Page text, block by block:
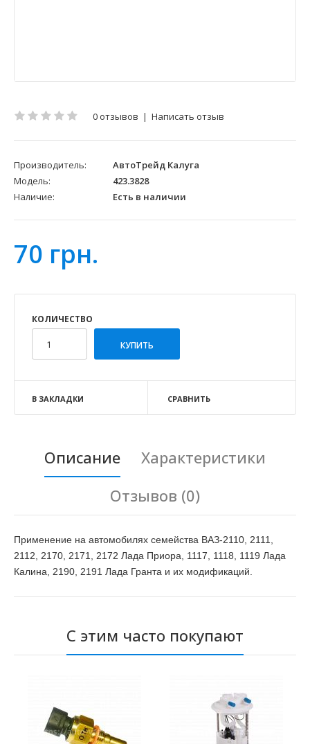
0 отзывов | Написать отзыв
Производитель:
АвтоТрейд Калуга
Модель:
423.3828
Наличие:
Есть в наличии
70 грн.
КОЛИЧЕСТВО
В ЗАКЛАДКИ СРАВНИТЬ
Описание
Характеристики
Отзывов (0)
Применение на автомобилях семейства ВАЗ-2110, 2111,
2112, 2170, 2171, 2172 Лада Приора, 1117, 1118, 1119 Лада
Калина, 2190, 2191 Лада Гранта и их модификаций.
С этим часто покупают